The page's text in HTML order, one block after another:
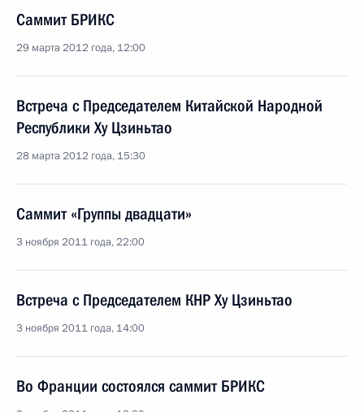
Саммит БРИКС
29 марта 2012 года, 12:00
Встреча с Председателем Китайской Народной
Республики Ху Цзиньтао
28 марта 2012 года, 15:30
Саммит «Группы двадцати»
3 ноября 2011 года, 22:00
Встреча с Председателем КНР Ху Цзиньтао
3 ноября 2011 года, 14:00
Во Франции состоялся саммит БРИКС